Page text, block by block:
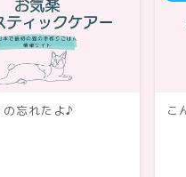
忘れたよ♪ こ